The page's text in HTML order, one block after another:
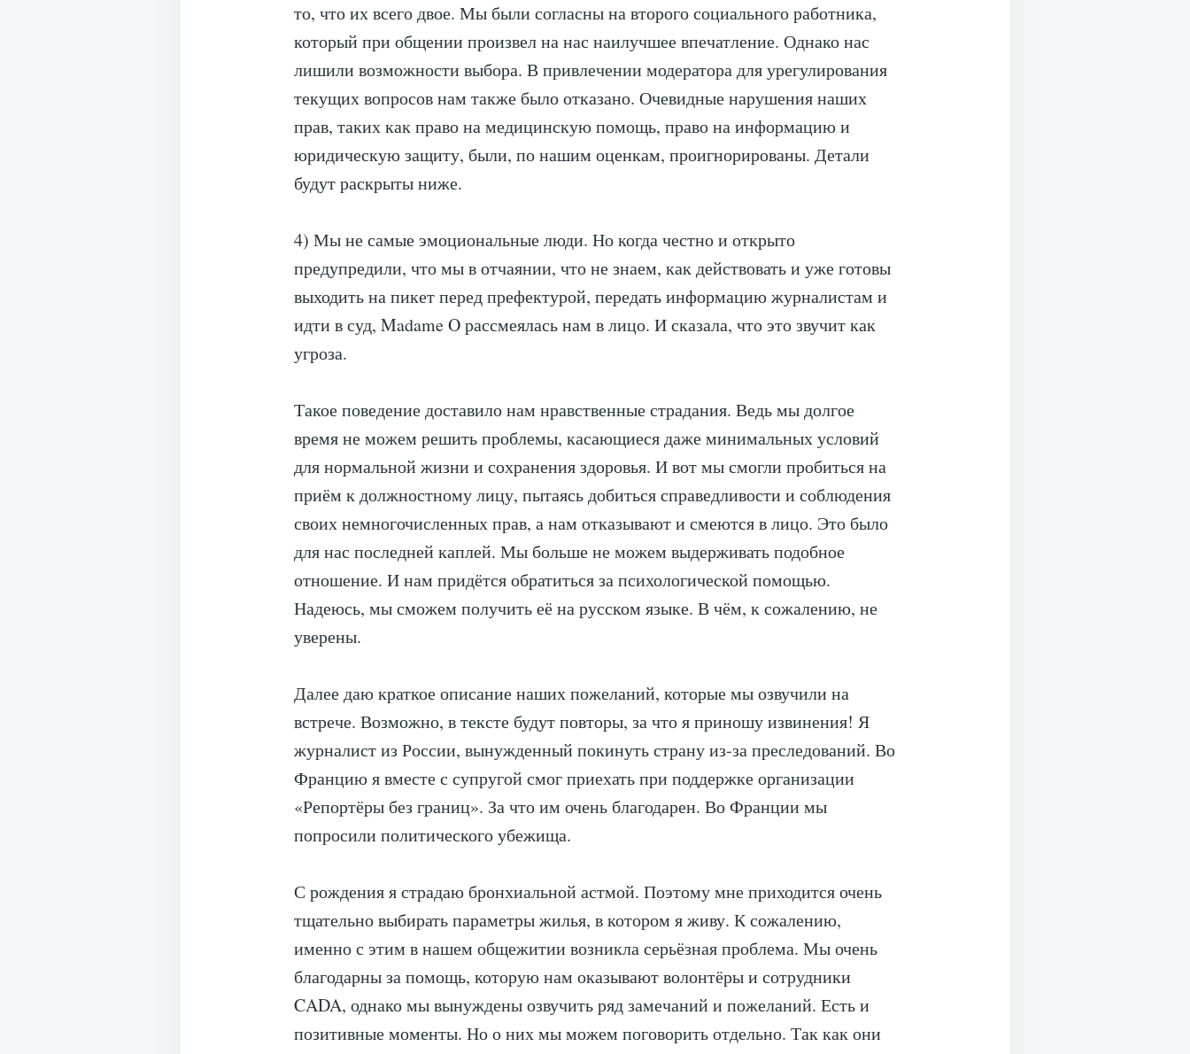
то, что их всего двое. Мы были согласны на второго социального работника,
который при общении произвел на нас наилучшее впечатление. Однако нас
лишили возможности выбора. В привлечении модератора для урегулирования
текущих вопросов нам также было отказано. Очевидные нарушения наших
прав, таких как право на медицинскую помощь, право на информацию и
юридическую защиту, были, по нашим оценкам, проигнорированы. Детали
будут раскрыты ниже.
4) Мы не самые эмоциональные люди. Но когда честно и открыто
предупредили, что мы в отчаянии, что не знаем, как действовать и уже готовы
выходить на пикет перед префектурой, передать информацию журналистам и
идти в суд, Madame O рассмеялась нам в лицо. И сказала, что это звучит как
угроза.
Такое поведение доставило нам нравственные страдания. Ведь мы долгое
время не можем решить проблемы, касающиеся даже минимальных условий
для нормальной жизни и сохранения здоровья. И вот мы смогли пробиться на
приём к должностному лицу, пытаясь добиться справедливости и соблюдения
своих немногочисленных прав, а нам отказывают и смеются в лицо. Это было
для нас последней каплей. Мы больше не можем выдерживать подобное
отношение. И нам придётся обратиться за психологической помощью.
Надеюсь, мы сможем получить её на русском языке. В чём, к сожалению, не
уверены.
Далее даю краткое описание наших пожеланий, которые мы озвучили на
встрече. Возможно, в тексте будут повторы, за что я приношу извинения! Я
журналист из России, вынужденный покинуть страну из-за преследований. Во
Францию я вместе с супругой смог приехать при поддержке организации
«Репортёры без границ». За что им очень благодарен. Во Франции мы
попросили политического убежища.
С рождения я страдаю бронхиальной астмой. Поэтому мне приходится очень
тщательно выбирать параметры жилья, в котором я живу. К сожалению,
именно с этим в нашем общежитии возникла серьёзная проблема. Мы очень
благодарны за помощь, которую нам оказывают волонтёры и сотрудники
CADA, однако мы вынуждены озвучить ряд замечаний и пожеланий. Есть и
позитивные моменты. Но о них мы можем поговорить отдельно. Так как они